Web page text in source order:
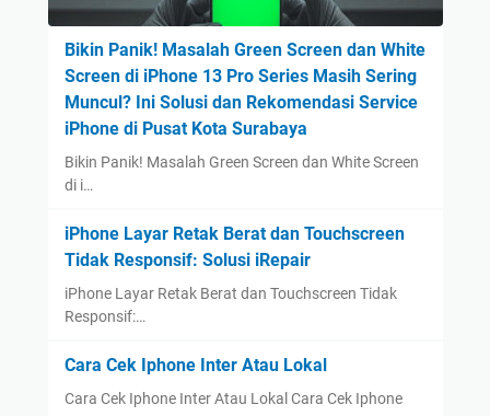
Bikin Panik! Masalah Green Screen dan White
Screen di iPhone 13 Pro Series Masih Sering
Muncul? Ini Solusi dan Rekomendasi Service
iPhone di Pusat Kota Surabaya
Bikin Panik! Masalah Green Screen dan White Screen
di i…
iPhone Layar Retak Berat dan Touchscreen
Tidak Responsif: Solusi iRepair
iPhone Layar Retak Berat dan Touchscreen Tidak
Responsif:…
Cara Cek Iphone Inter Atau Lokal
Cara Cek Iphone Inter Atau Lokal Cara Cek Iphone